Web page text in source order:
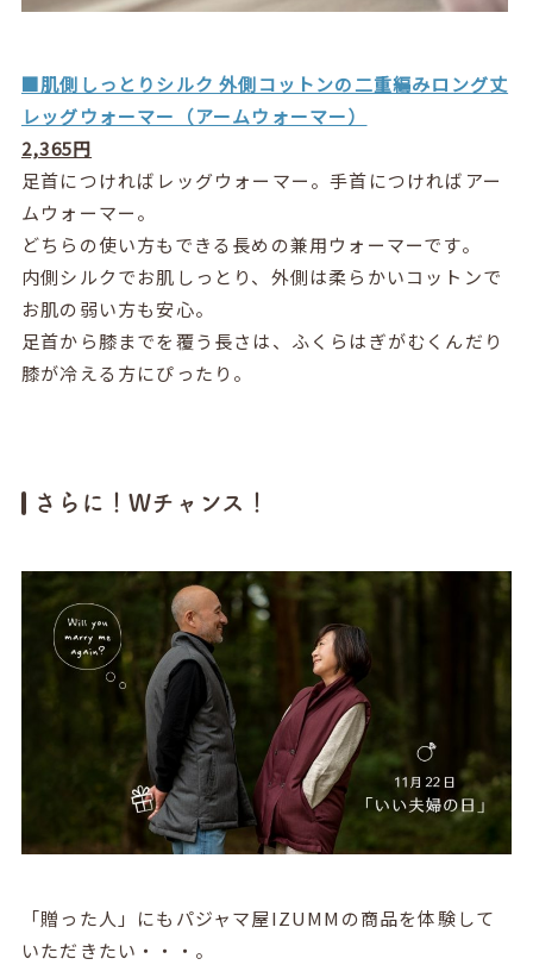
■肌側しっとりシルク 外側コットンの二重編みロング丈
レッグウォーマー（アームウォーマー）
2,365円
足首につければレッグウォーマー。手首につければアー
ムウォーマー。
どちらの使い方もできる長めの兼用ウォーマーです。
内側シルクでお肌しっとり、外側は柔らかいコットンで
お肌の弱い方も安心。
足首から膝までを覆う長さは、ふくらはぎがむくんだり
膝が冷える方にぴったり。
さらに！Wチャンス！
「贈った人」にもパジャマ屋IZUMMの商品を体験して
いただきたい・・・。